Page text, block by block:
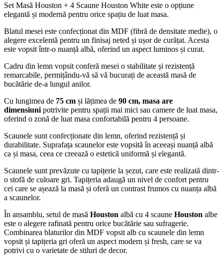
Set Masă Houston + 4 Scaune Houston White este o opțiune
elegantă și modernă pentru orice spațiu de luat masa.
Blatul mesei este confecționat din MDF (fibră de densitate medie), o
alegere excelentă pentru un finisaj neted și ușor de curățat. Acesta
este vopsit într-o nuanță albă, oferind un aspect luminos și curat.
Cadru din lemn vopsit conferă mesei o stabilitate și rezistență
remarcabile, permițându-vă să vă bucurați de această masă de
bucătărie de-a lungul anilor.
Cu lungimea de 75 cm și lățimea de 90 cm, masa are
dimensiuni potrivite pentru spații mai mici sau camere de luat masa,
oferind o zonă de luat masa confortabilă pentru 4 persoane.
Scaunele sunt confecționate din lemn, oferind rezistență și
durabilitate. Suprafața scaunelor este vopsită în aceeași nuanță albă
ca și masa, ceea ce creează o estetică uniformă și elegantă.
Scaunele sunt prevăzute cu tapițerie la șezut, care este realizată dintr-
o stofă de culoare gri. Tapițeria adaugă un nivel de confort pentru
cei care se așează la masă și oferă un contrast frumos cu nuanța albă
a scaunelor.
În ansamblu, setul de masă Houston albă cu 4 scaune Houston albe
este o alegere rafinată pentru orice bucătărie sau sufragerie.
Combinarea blaturilor din MDF vopsit alb cu scaunele din lemn
vopsit și tapițeria gri oferă un aspect modern și fresh, care se va
potrivi cu o varietate de stiluri de decor.